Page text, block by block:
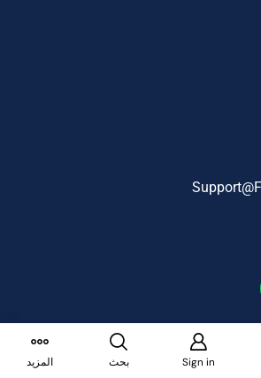
محفوظة ل – فرنتشر فاكتوري©
Sign in بحث المزيد